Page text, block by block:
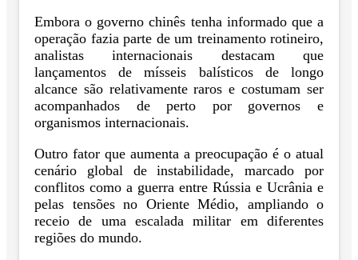
Embora o governo chinês tenha informado que a
operação fazia parte de um treinamento rotineiro,
analistas internacionais destacam que
lançamentos de mísseis balísticos de longo
alcance são relativamente raros e costumam ser
acompanhados de perto por governos e
organismos internacionais.
Outro fator que aumenta a preocupação é o atual
cenário global de instabilidade, marcado por
conflitos como a guerra entre Rússia e Ucrânia e
pelas tensões no Oriente Médio, ampliando o
receio de uma escalada militar em diferentes
regiões do mundo.